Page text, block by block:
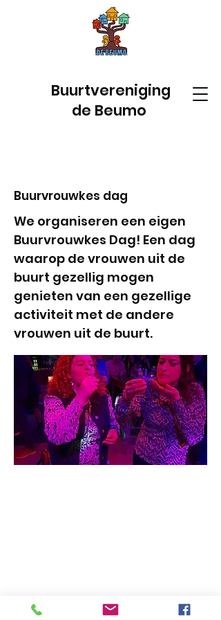
Buurtvereniging
de Beumo
Buurvrouwkes dag
We organiseren een eigen
Buurvrouwkes Dag! Een dag
waarop de vrouwen uit de
buurt gezellig mogen
genieten van een gezellige
activiteit met de andere
vrouwen uit de buurt.